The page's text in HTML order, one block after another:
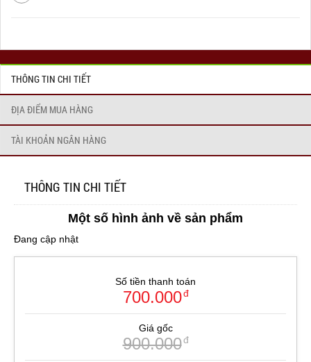
THÔNG TIN CHI TIẾT
ĐỊA ĐIỂM MUA HÀNG
TÀI KHOẢN NGÂN HÀNG
THÔNG TIN CHI TIẾT
Một số hình ảnh về sản phẩm
Đang cập nhật
Số tiền thanh toán
700.000đ
Giá gốc
900.000đ